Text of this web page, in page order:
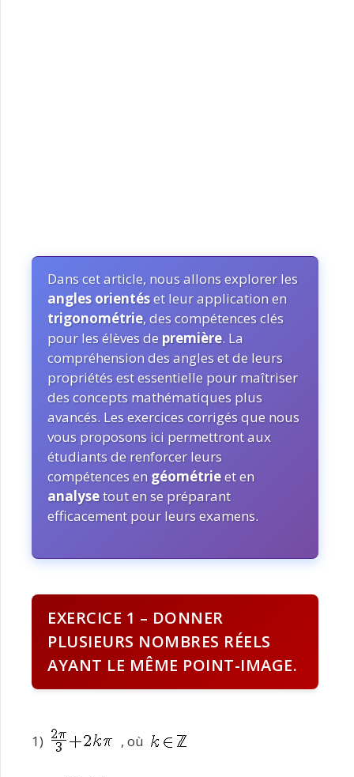
Dans cet article, nous allons explorer les
angles orientéset leur application en
trigonométrie, des compétences clés
pour les élèves de première. La
compréhension des angles et de leurs
propriétés est essentielle pour maîtriser
des concepts mathématiques plus
avancés. Les exercices corrigés que nous
vous proposons ici permettront aux
étudiants de renforcer leurs
compétences en géométrieet en
analysetout en se préparant
efficacement pour leurs examens.
EXERCICE 1 – DONNER
PLUSIEURS NOMBRES RÉELS
AYANT LE MÊME POINT-IMAGE.
1) , où